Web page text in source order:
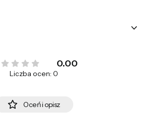
0.00
Liczba ocen: 0
Oceń i opisz